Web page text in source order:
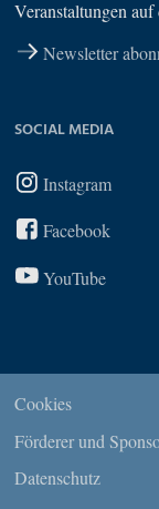
Veranstaltungen
Newsletter
SOCIAL MEDIA
Instagram
Facebook
YouTube
Cookies
Förderer und
Datenschutz